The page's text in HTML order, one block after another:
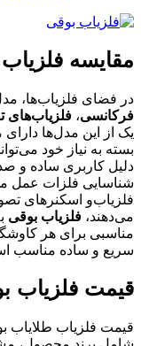
مقایسه فلزیاب
در فضای فلزیاب‌ها،
فرکانسی، فلزیاب‌های
یک از این مدل‌ها
بسته به نیاز خود
دلیل کاربری ساده و
شناسایی فلزات عمل
فلزیاب‌و اسکنرهای
می‌دهند، فلزیاب بوقی
مناسبی برای هر
سریع و ساده مناسب
قیمت فلزیاب
قیمت فلزیاب طلایاب